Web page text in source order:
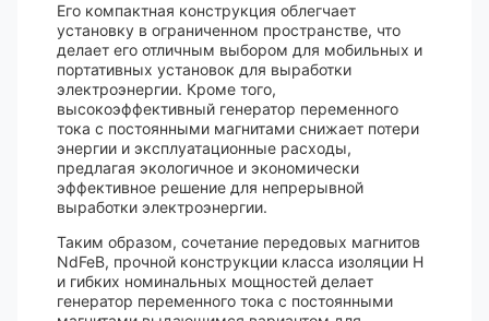
Его компактная конструкция облегчает
установку в ограниченном пространстве, что
делает его отличным выбором для мобильных и
портативных установок для выработки
электроэнергии. Кроме того,
высокоэффективный генератор переменного
тока с постоянными магнитами снижает потери
энергии и эксплуатационные расходы,
предлагая экологичное и экономически
эффективное решение для непрерывной
выработки электроэнергии.
Таким образом, сочетание передовых магнитов
NdFeB, прочной конструкции класса изоляции H
и гибких номинальных мощностей делает
генератор переменного тока с постоянными